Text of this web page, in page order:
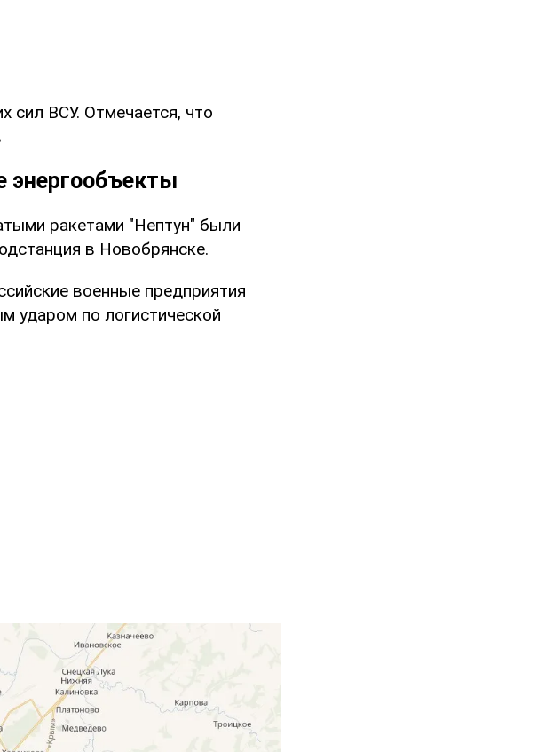
сил ВСУ. Отмечается, что
энергообъекты
ракетами "Нептун" были
в Новобрянске.
военные предприятия
ударом по логистической